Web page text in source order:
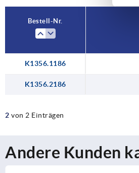
Bestell-Nr.
K1356.1186
K1356.2186
2 von 2 Einträgen
Andere Kunden